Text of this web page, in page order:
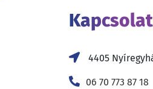
Kapcsolat
4405
06 70 773 87 18